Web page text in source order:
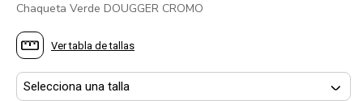
Chaqueta Verde DOUGGER CROMO
Ver tabla de tallas